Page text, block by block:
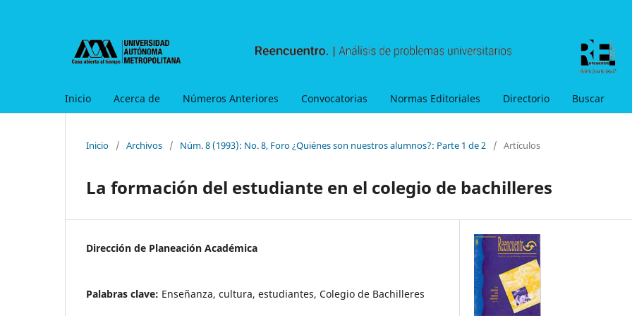
Inicio Acerca de Números Anteriores Convocatorias Normas Editoriales Directorio Buscar
Inicio / Archivos / Núm. 8 (1993): No. 8, Foro ¿Quiénes son nuestros alumnos?: Parte 1 de 2 / Artículos
La formación del estudiante en el colegio de bachilleres
Dirección de Planeación Académica
Palabras clave: Enseñanza, cultura, estudiantes, Colegio de Bachilleres